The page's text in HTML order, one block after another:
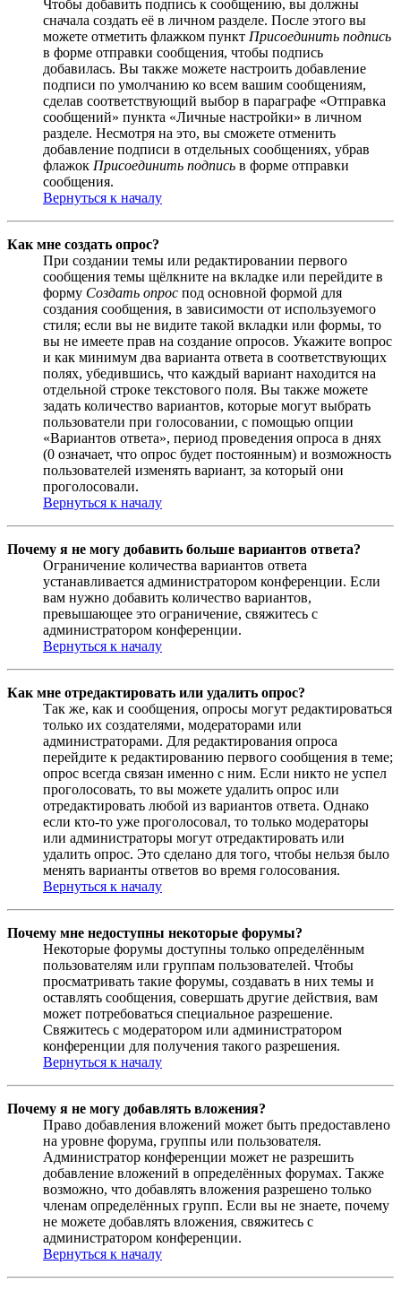
Чтобы добавить подпись к сообщению, вы должны
сначала создать её в личном разделе. После этого вы
можете отметить флажком пункт Присоединить подпись
в форме отправки сообщения, чтобы подпись
добавилась. Вы также можете настроить добавление
подписи по умолчанию ко всем вашим сообщениям,
сделав соответствующий выбор в параграфе «Отправка
сообщений» пункта «Личные настройки» в личном
разделе. Несмотря на это, вы сможете отменить
добавление подписи в отдельных сообщениях, убрав
флажок Присоединить подпись в форме отправки
сообщения.
Вернуться к началу
Как мне создать опрос?
При создании темы или редактировании первого
сообщения темы щёлкните на вкладке или перейдите в
форму Создать опрос под основной формой для
создания сообщения, в зависимости от используемого
стиля; если вы не видите такой вкладки или формы, то
вы не имеете прав на создание опросов. Укажите вопрос
и как минимум два варианта ответа в соответствующих
полях, убедившись, что каждый вариант находится на
отдельной строке текстового поля. Вы также можете
задать количество вариантов, которые могут выбрать
пользователи при голосовании, с помощью опции
«Вариантов ответа», период проведения опроса в днях
(0 означает, что опрос будет постоянным) и возможность
пользователей изменять вариант, за который они
проголосовали.
Вернуться к началу
Почему я не могу добавить больше вариантов ответа?
Ограничение количества вариантов ответа
устанавливается администратором конференции. Если
вам нужно добавить количество вариантов,
превышающее это ограничение, свяжитесь с
администратором конференции.
Вернуться к началу
Как мне отредактировать или удалить опрос?
Так же, как и сообщения, опросы могут редактироваться
только их создателями, модераторами или
администраторами. Для редактирования опроса
перейдите к редактированию первого сообщения в теме;
опрос всегда связан именно с ним. Если никто не успел
проголосовать, то вы можете удалить опрос или
отредактировать любой из вариантов ответа. Однако
если кто-то уже проголосовал, то только модераторы
или администраторы могут отредактировать или
удалить опрос. Это сделано для того, чтобы нельзя было
менять варианты ответов во время голосования.
Вернуться к началу
Почему мне недоступны некоторые форумы?
Некоторые форумы доступны только определённым
пользователям или группам пользователей. Чтобы
просматривать такие форумы, создавать в них темы и
оставлять сообщения, совершать другие действия, вам
может потребоваться специальное разрешение.
Свяжитесь с модератором или администратором
конференции для получения такого разрешения.
Вернуться к началу
Почему я не могу добавлять вложения?
Право добавления вложений может быть предоставлено
на уровне форума, группы или пользователя.
Администратор конференции может не разрешить
добавление вложений в определённых форумах. Также
возможно, что добавлять вложения разрешено только
членам определённых групп. Если вы не знаете, почему
не можете добавлять вложения, свяжитесь с
администратором конференции.
Вернуться к началу